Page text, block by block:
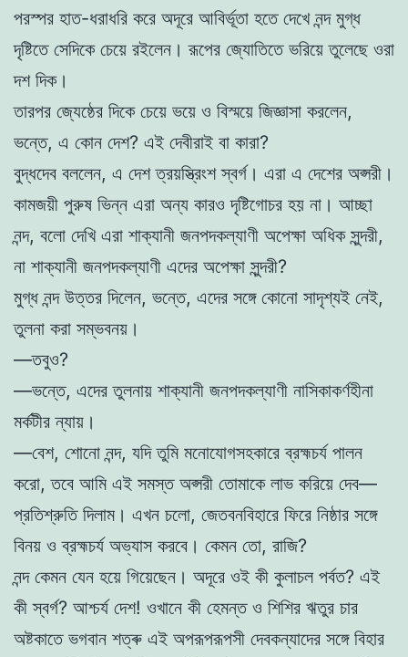
পরস্পর হাত-ধরাধরি করে অদূরে আবির্ভূতা হতে দেখে নন্দ মুগ্ধ
দৃষ্টিতে সেদিকে চেয়ে রইলেন। রূপের জ্যোতিতে ভরিয়ে তুলেছে ওরা
দশ দিক।
তারপর জ্যেষ্ঠের দিকে চেয়ে ভয়ে ও বিস্ময়ে জিজ্ঞাসা করলেন,
ভন্তে, এ কোন দেশ? এই দেবীরাই বা কারা?
বুদ্ধদেব বললেন, এ দেশ ত্রয়স্ত্রিংশ স্বর্গ। এরা এ দেশের অপ্সরী।
কামজয়ী পুরুষ ভিন্ন এরা অন্য কারও দৃষ্টিগোচর হয় না। আচ্ছা
নন্দ, বলো দেখি এরা শাক্যানী জনপদকল্যাণী অপেক্ষা অধিক সুন্দরী,
না শাক্যানী জনপদকল্যাণী এদের অপেক্ষা সুন্দরী?
মুগ্ধ নন্দ উত্তর দিলেন, ভন্তে, এদের সঙ্গে কোনো সাদৃশ্যই নেই,
তুলনা করা সম্ভবনয়।
—তবুও?
—ভন্তে, এদের তুলনায় শাক্যানী জনপদকল্যাণী নাসিকাকর্ণহীনা
মর্কটীর ন্যায়।
—বেশ, শোনো নন্দ, যদি তুমি মনোযোগসহকারে ব্রহ্মচর্য পালন
করো, তবে আমি এই সমস্ত অপ্সরী তোমাকে লাভ করিয়ে দেব—
প্রতিশ্রুতি দিলাম। এখন চলো, জেতবনবিহারে ফিরে নিষ্ঠার সঙ্গে
বিনয় ও ব্রহ্মচর্য অভ্যাস করবে। কেমন তো, রাজি?
নন্দ কেমন যেন হয়ে গিয়েছেন। অদূরে ওই কী কুলাচল পর্বত? এই
কী স্বর্গ? আশ্চর্য দেশ! ওখানে কী হেমন্ত ও শিশির ঋতুর চার
অষ্টকাতে ভগবান শত্ৰু এই অপরূপরূপসী দেবকন্যাদের সঙ্গে বিহার